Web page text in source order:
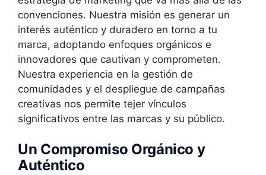
convenciones. Nuestra misión es generar un
interés auténtico y duradero en torno a tu
marca, adoptando enfoques orgánicos e
innovadores que cautivan y comprometen.
Nuestra experiencia en la gestión de
comunidades y el despliegue de campañas
creativas nos permite tejer vínculos
significativos entre las marcas y su público.
Un Compromiso Orgánico y
Auténtico